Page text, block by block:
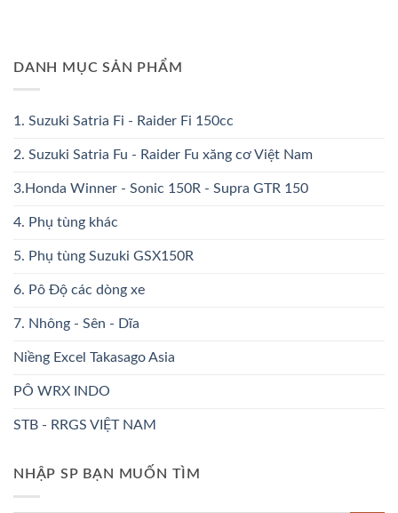
DANH MỤC SẢN PHẨM
1. Suzuki Satria Fi - Raider Fi 150cc
2. Suzuki Satria Fu - Raider Fu xăng cơ Việt Nam
3.Honda Winner - Sonic 150R - Supra GTR 150
4. Phụ tùng khác
5. Phụ tùng Suzuki GSX150R
6. Pô Độ các dòng xe
7. Nhông - Sên - Dĩa
Niềng Excel Takasago Asia
PÔ WRX INDO
STB - RRGS VIỆT NAM
NHẬP SP BẠN MUỐN TÌM